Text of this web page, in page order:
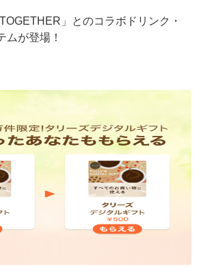
」とのコラボドリンク・
ムが登場！